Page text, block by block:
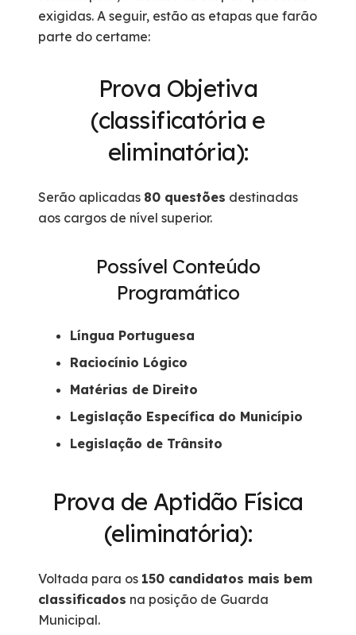
exigidas. A seguir, estão as etapas que farão
parte do certame:
Prova Objetiva
(classificatória e
eliminatória):
Serão aplicadas 80 questões destinadas
aos cargos de nível superior.
Possível Conteúdo
Programático
Língua Portuguesa
Raciocínio Lógico
Matérias de Direito
Legislação Específica do Município
Legislação de Trânsito
Prova de Aptidão Física
(eliminatória):
Voltada para os 150 candidatos mais bem
classificados na posição de Guarda
Municipal.